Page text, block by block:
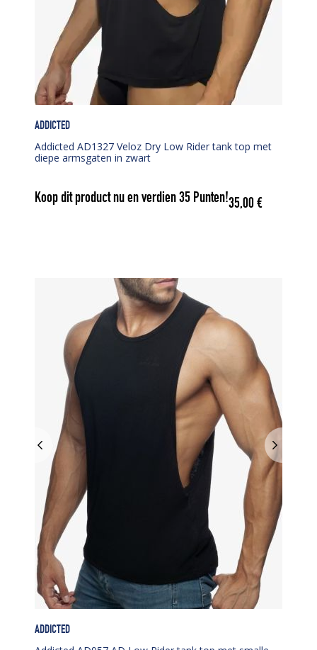
ADDICTED
Addicted AD1327 Veloz Dry Low Rider tank top met
diepe armsgaten in zwart
Koop dit product nu en verdien35 Punten!35,00€
ADDICTED